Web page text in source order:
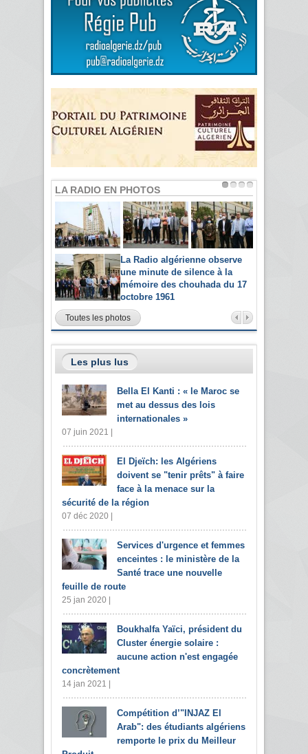
LA RADIO EN PHOTOS
La Radio algérienne observe
une minute de silence à la
mémoire des chouhada du 17
octobre 1961
Toutes les photos
Les plus lus
Bella El Kanti : « le Maroc se
met au dessus des lois
internationales »
07 juin 2021 |
El Djeïch: les Algériens
doivent se "tenir prêts" à faire
face à la menace sur la
sécurité de la région
07 déc 2020 |
Services d'urgence et femmes
enceintes : le ministère de la
Santé trace une nouvelle
feuille de route
25 jan 2020 |
Boukhalfa Yaïci, président du
Cluster énergie solaire :
aucune action n'est engagée
concrètement
14 jan 2021 |
Compétition d’"INJAZ El
Arab": des étudiants algériens
remporte le prix du Meilleur